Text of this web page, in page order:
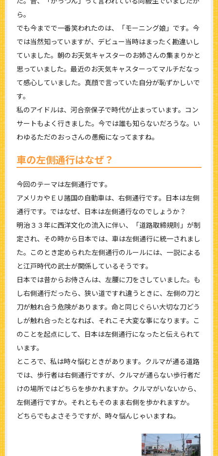
ら。
でも今までで一番笑われたのは、「モーニング娘」です。今
では当然知っていますが、デビュー当時はまったく勘違いし
ていました。朝のお天気キャスターのお姉さんの集まりかと
思っていました。最近のお天気キャスターってマルチだなっ
て感心していました。真顔で言っていた自分が恥ずかしいで
す。
私のアイドルは、河合奈保子で時代が止まっています。コン
サートもよく行きました。今では誰も知らないだろうな。い
わゆるただのおっさんの愚痴になってますね。
車の左側通行はなぜ？
今回のテーマは左側通行です。
アメリカやＥＵ諸国の自動車は、右側通行です。日本は左側
通行です。ではなぜ、日本は左側通行なのでしょうか？
明治３３年に西洋文化の流入に伴い、「道路取締規則」が制
定され、その時から日本では、車は左側通行に統一されまし
た。このとき定められた左側通行のルールには、一説による
と江戸時代の武士が関係しているそうです。
日本では昔からお侍さんは、左腰に刀をさしていました。も
し右側通行だったら、狭い道ですれ違うときに、左側の刀と
刀が触れ合う危険があります。命と同じぐらい大切な刀どう
しが触れ合ったとなれば、それこそ大変な事になります。こ
のことを起点にして、日本は左側通行になったと伝えられて
います。
ところで、私は時々悩むときがあります。クルマが通る道路
では、歩行者は右側通行ですが、クルマが通らない歩行者だ
けの場所ではどちらを歩かれますか。クルマがいないから、
左側通行ですか。それともそのまま右側を歩かれますか。
どちらでもよさそうですが、時々悩んじゃいますね。